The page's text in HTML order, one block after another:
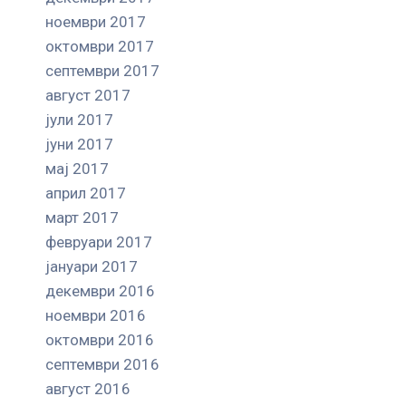
ноември 2017
октомври 2017
септември 2017
август 2017
јули 2017
јуни 2017
мај 2017
април 2017
март 2017
февруари 2017
јануари 2017
декември 2016
ноември 2016
октомври 2016
септември 2016
август 2016